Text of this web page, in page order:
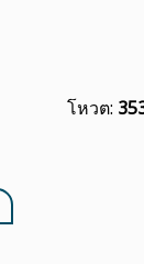
โหวต: